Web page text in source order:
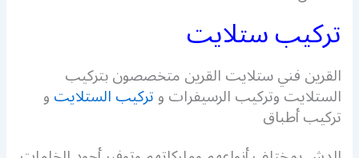
تركيب ستلايت
القرين فني ستلايت القرين متخصصون بتركيب
الستلايت وتركيب الرسيفرات وتركيب الستلايتو
تركيب أطباق